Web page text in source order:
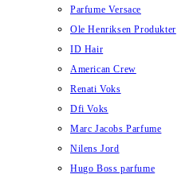
Parfume Versace
Ole Henriksen Produkter
ID Hair
American Crew
Renati Voks
Dfi Voks
Marc Jacobs Parfume
Nilens Jord
Hugo Boss parfume